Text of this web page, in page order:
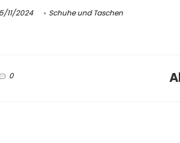
11/2024 Schuhe und Taschen
0